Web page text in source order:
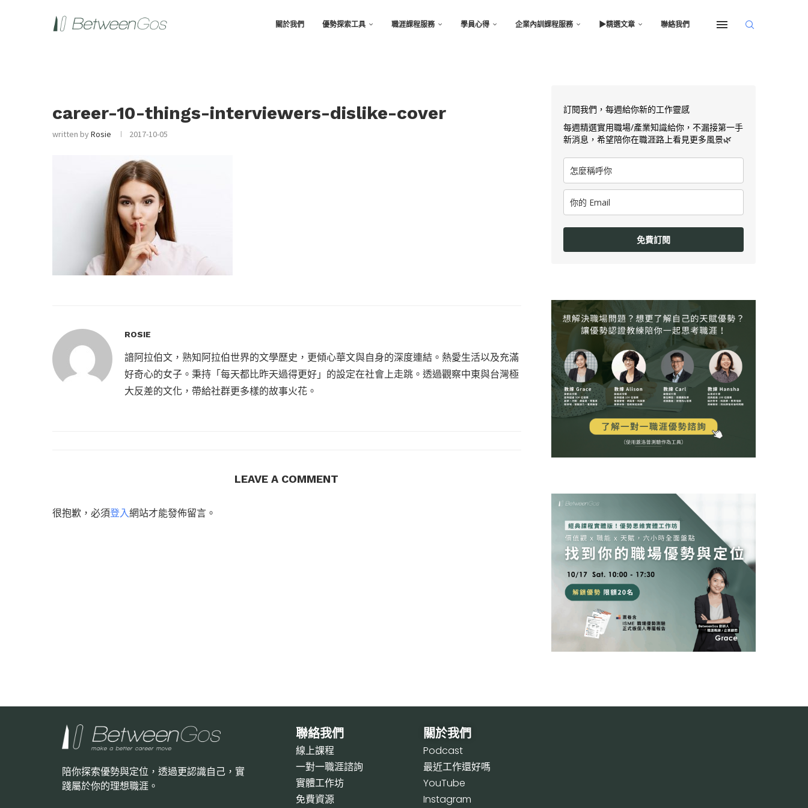
關於我們 優勢探索工具 職涯課程服務 學員心得 企業內訓課程服務 ▶︎精選文章 聯絡我們
career-10-things-interviewers-dislike-cover
written byRosie 2017-10-05
ROSIE
諳阿拉伯文，熟知阿拉伯世界的文學歷史，更傾心華文與自身的深度連結。熱愛生活以及充滿
好奇心的女子。秉持「每天都比昨天過得更好」的設定在社會上走跳。透過觀察中東與台灣極
大反差的文化，帶給社群更多樣的故事火花。
LEAVE A COMMENT
很抱歉，必須登入網站才能發佈留言。
訂閱我們，每週給你新的工作靈感
每週精選實用職場/產業知識給你，不漏接第一手
新消息，希望陪你在職涯路上看見更多風景🌿
免費訂閱
陪你探索優勢與定位，透過更認識自己，實
踐屬於你的理想職涯。
聯絡我們
線上課程
一對一職涯諮詢
實體工作坊
免費資源
關於我們
Podcast
最近工作還好嗎
YouTube
Instagram